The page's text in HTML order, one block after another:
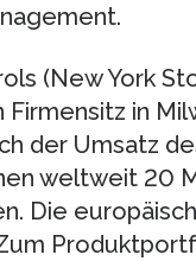
(New York
Firmensitz in
der Umsatz
weltweit 20
Die